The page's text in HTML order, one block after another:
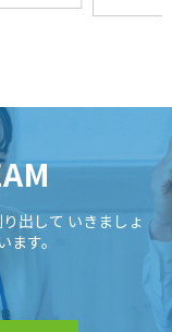
出して いきましょ
す。